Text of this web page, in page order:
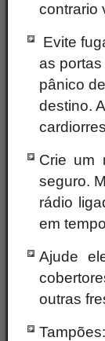
contrario
Evite
as
pânico
destino.
Crie um
seguro.
rádio
em tempo
Ajude
outras